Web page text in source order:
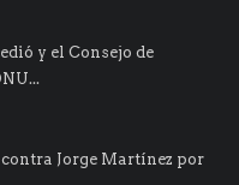
y el Consejo de
Jorge Martínez por